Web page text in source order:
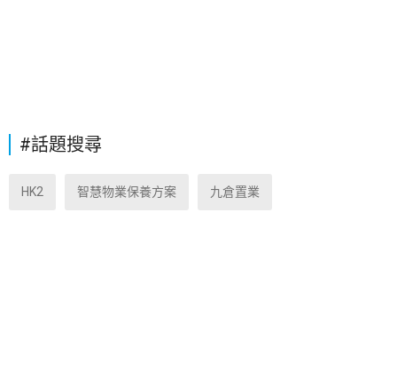
#話題搜尋
HK2 智慧物業保養方案 九倉置業